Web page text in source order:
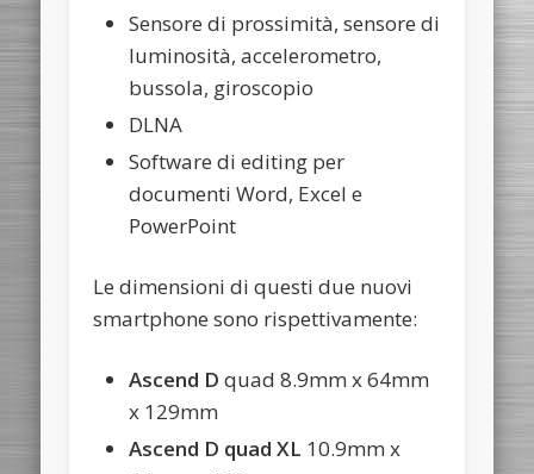
Sensore di prossimità, sensore di
luminosità, accelerometro,
bussola, giroscopio
DLNA
Software di editing per
documenti Word, Excel e
PowerPoint
Le dimensioni di questi due nuovi
smartphone sono rispettivamente:
Ascend D quad 8.9mm x 64mm
x 129mm
Ascend D quad XL 10.9mm x